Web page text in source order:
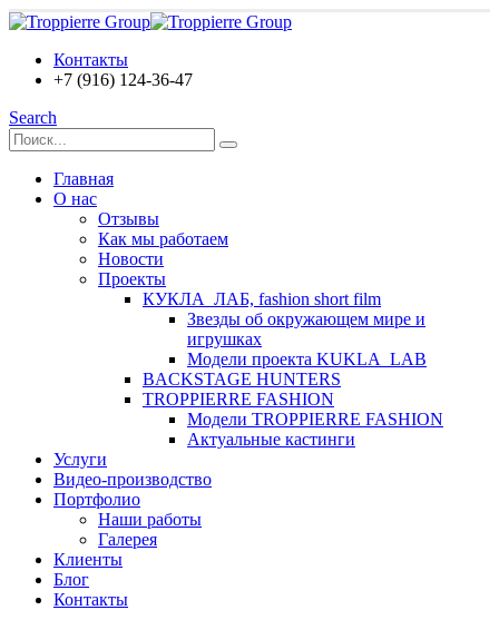
Контакты
+7 (916) 124-36-47
Search
Главная
О нас
Отзывы
Как мы работаем
Новости
Проекты
КУКЛА_ЛАБ, fashion short film
Звезды об окружающем мире и
игрушках
Модели проекта KUKLA_LAB
BACKSTAGE HUNTERS
TROPPIERRE FASHION
Модели TROPPIERRE FASHION
Актуальные кастинги
Услуги
Видео-производство
Портфолио
Наши работы
Галерея
Клиенты
Блог
Контакты